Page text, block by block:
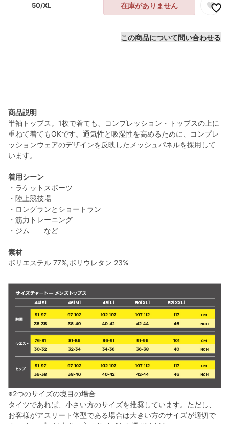
50/XL 在庫がありません
この商品について問い合わせる
商品説明
半袖トップス。1枚で着ても、コンプレッション・トップスの上に
重ねて着てもOKです。通気性と吸湿性を高めるために、コンプレ
ッションウェアのデザインを反映したメッシュパネルを採用して
います。
着用シーン
・ラケットスポーツ
・陸上競技場
・ロングランとショートラン
・筋力トレーニング
・ジム など
素材
ポリエステル 77%,ポリウレタン 23%
※2つのサイズの境目の場合
タイツであれば、小さい方のサイズを推奨しています。ただし、
お客様がアスリート体型である場合は大きい方のサイズが適切で